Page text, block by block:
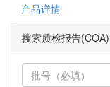
产品详情
搜索质检报告(COA)